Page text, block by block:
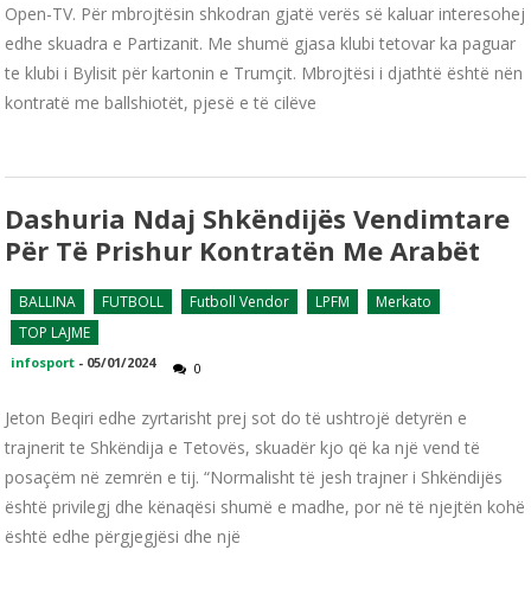
Open-TV. Për mbrojtësin shkodran gjatë verës së kaluar interesohej
edhe skuadra e Partizanit. Me shumë gjasa klubi tetovar ka paguar
te klubi i Bylisit për kartonin e Trumçit. Mbrojtësi i djathtë është nën
kontratë me ballshiotët, pjesë e të cilëve
Dashuria Ndaj Shkëndijës Vendimtare
Për Të Prishur Kontratën Me Arabët
BALLINA FUTBOLL Futboll Vendor LPFM
Merkato
TOP LAJME
infosport - 05/01/2024 0
Jeton Beqiri edhe zyrtarisht prej sot do të ushtrojë detyrën e
trajnerit te Shkëndija e Tetovës, skuadër kjo që ka një vend të
posaçëm në zemrën e tij. “Normalisht të jesh trajner i Shkëndijës
është privilegj dhe kënaqësi shumë e madhe, por në të njejtën kohë
është edhe përgjegjësi dhe një